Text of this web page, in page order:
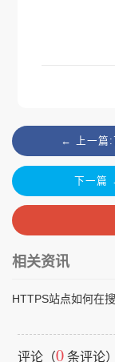
← 上一篇:
下一篇
相关资讯
评论（0 条评论）